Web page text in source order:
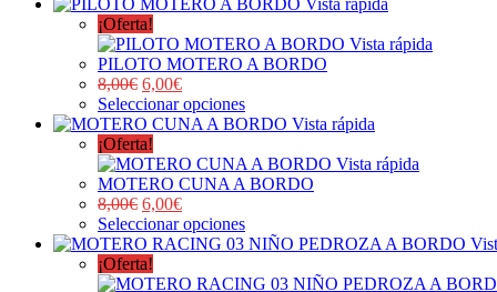
¡Oferta!
Vista rápida
PILOTO MOTERO A BORDO
8,00€ 6,00€
Seleccionar opciones
Vista rápida
¡Oferta!
Vista rápida
MOTERO CUNA A BORDO
8,00€ 6,00€
Seleccionar opciones
¡Oferta!